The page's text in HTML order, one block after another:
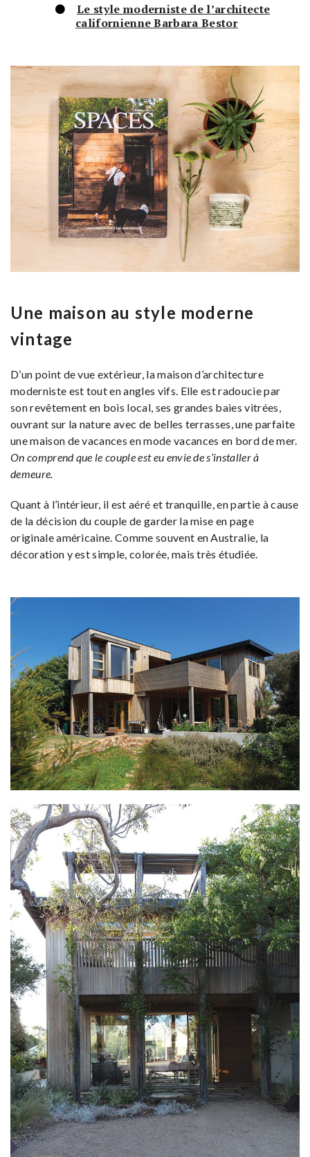
Le style moderniste de l’architecte
californienne Barbara Bestor
Une maison au style moderne
vintage
D’un point de vue extérieur, la maison d’architecture
moderniste est tout en angles vifs. Elle est radoucie par
son revêtement en bois local, ses grandes baies vitrées,
ouvrant sur la nature avec de belles terrasses, une parfaite
une maison de vacances en mode vacances en bord de mer.
On comprend que le couple est eu envie de s’installer à
demeure.
Quant à l’intérieur, il est aéré et tranquille, en partie à cause
de la décision du couple de garder la mise en page
originale américaine. Comme souvent en Australie, la
décoration y est simple, colorée, mais très étudiée.